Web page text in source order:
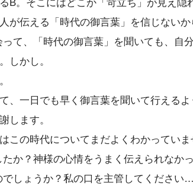
B。そこにはどこか「苛立ち」が見え隠
が伝える「時代の御言葉」を信じないか
て、「時代の御言葉」を聞いても、
しかし。
、一日でも早く御言葉を聞いて行えるよ
します。
この時代についてまだよくわかってい
か？神様の心情をうまく伝えられなか
しょうか？私の口を主管してください…